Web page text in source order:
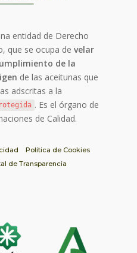
entidad de Derecho
que se ocupa develar
de la
de las aceitunas que
adscritas a la
. Es el órgano de
de Calidad.
Política de Cookies
de Transparencia